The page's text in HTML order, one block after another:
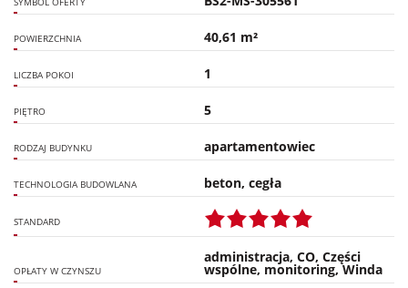
SYMBOL OFERTY
POWIERZCHNIA 40,61 m²
LICZBA POKOI 1
PIĘTRO 5
RODZAJ BUDYNKU apartamentowiec
TECHNOLOGIA BUDOWLANA beton, cegła
STANDARD
OPŁATY W CZYNSZU
administracja, CO, Części
wspólne, monitoring, Winda